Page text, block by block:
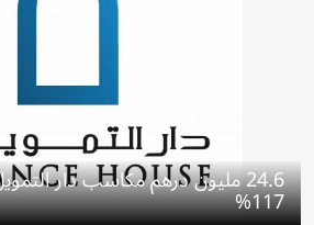
24.6 مليون درهم مكاسب دار
117%